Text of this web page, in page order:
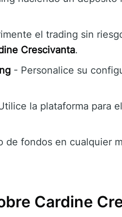
el trading sin
Crescivanta.
- Personalice su
la plataforma para
fondos en cualquier
Cardine